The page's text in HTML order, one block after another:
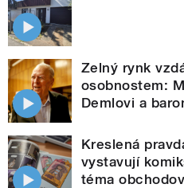
Zelný rynk
osobnostem:
Demlovi a
Kreslená
vystavují
téma